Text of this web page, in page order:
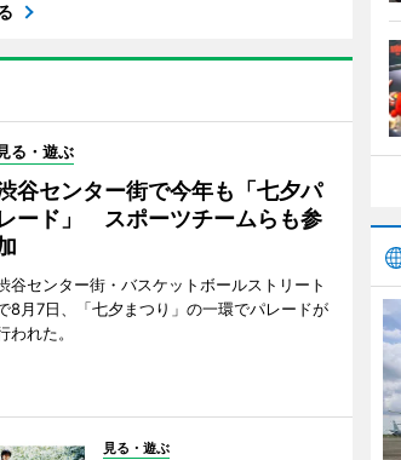
る・遊ぶ
谷センター街で今年も「七夕パ
ード」 スポーツチームらも参
谷センター街・バスケットボールストリート
8月7日、「七夕まつり」の一環でパレードが
われた。
見る・遊ぶ